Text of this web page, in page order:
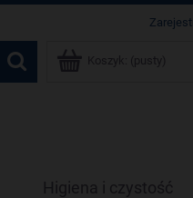
Koszyk: (pusty)
Higiena i czystość